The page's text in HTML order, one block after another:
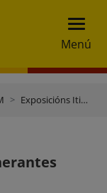
Menú
Exposicións Itinerantes